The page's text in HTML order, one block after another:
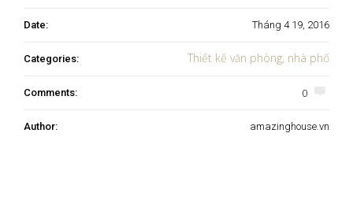
Date: Tháng 4 19, 2016
Categories: Thiết kế văn phòng, nhà phố
Comments: 0
Author: amazinghouse.vn